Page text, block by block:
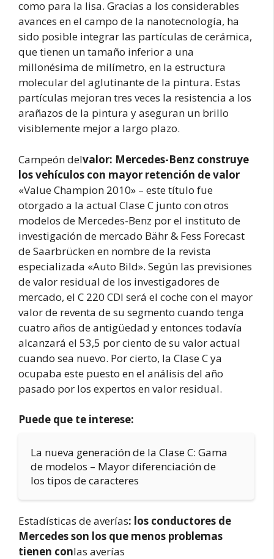
como para la lisa. Gracias a los considerables
avances en el campo de la nanotecnología, ha
sido posible integrar las partículas de cerámica,
que tienen un tamaño inferior a una
millonésima de milímetro, en la estructura
molecular del aglutinante de la pintura. Estas
partículas mejoran tres veces la resistencia a los
arañazos de la pintura y aseguran un brillo
visiblemente mejor a largo plazo.
Campeón delvalor: Mercedes-Benz construye
los vehículos con mayor retención de valor
«Value Champion 2010» – este título fue
otorgado a la actual Clase C junto con otros
modelos de Mercedes-Benz por el instituto de
investigación de mercado Bähr & Fess Forecast
de Saarbrücken en nombre de la revista
especializada «Auto Bild». Según las previsiones
de valor residual de los investigadores de
mercado, el C 220 CDI será el coche con el mayor
valor de reventa de su segmento cuando tenga
cuatro años de antigüedad y entonces todavía
alcanzará el 53,5 por ciento de su valor actual
cuando sea nuevo. Por cierto, la Clase C ya
ocupaba este puesto en el análisis del año
pasado por los expertos en valor residual.
Puede que te interese:
La nueva generación de la Clase C: Gama
de modelos – Mayor diferenciación de
los tipos de caracteres
Estadísticas de averías: los conductores de
Mercedes son los que menos problemas
tienen conlas averías